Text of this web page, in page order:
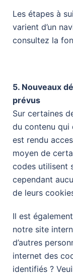
Les étapes à
varient d’un
consultez la
5. Nouveaux
prévus
Sur certaines
du contenu qui
est rendu
moyen de
codes utilisent
cependant
de leurs
Il est
notre site
d’autres
internet des
identifiés ?